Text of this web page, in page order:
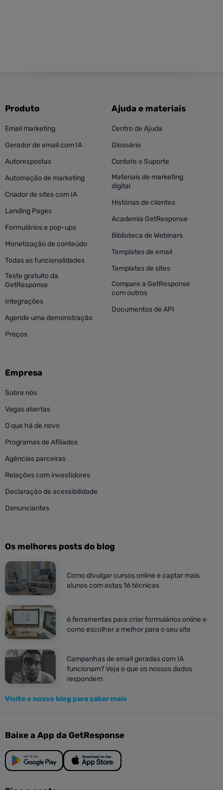
Produto
Email marketing
Gerador de email com IA
Autorespostas
Automação de marketing
Criador de sites com IA
Landing Pages
Formulários e pop-ups
Monetização de conteúdo
Todas as funcionalidades
Teste gratuito da
GetResponse
Integrações
Agende uma demonstração
Preços
Ajuda e materiais
Centro de Ajuda
Glossário
Contate o Suporte
Materiais de marketing
digital
Histórias de clientes
Academia GetResponse
Biblioteca de Webinars
Templates de email
Templates de sites
Compare a GetResponse
com outros
Documentos de API
Empresa
Sobre nós
Vagas abertas
O que há de novo
Programas de Afiliados
Agências parceiras
Relações com investidores
Declaração de acessibilidade
Denunciantes
Os melhores posts do blog
Como divulgar cursos online e captar mais
alunos com estas 16 técnicas
6 ferramentas para criar formulários online e
como escolher a melhor para o seu site
Campanhas de email geradas com IA
funcionam? Veja o que os nossos dados
respondem
Visite o nosso blog para saber mais
Baixe a App da GetResponse